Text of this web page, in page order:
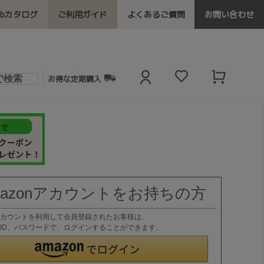
カタログ ご利用ガイド よくあるご質問 お問い合わせ
お得な定期購入
アカウントをお持ちの方
ウントを利用して会員登録されたお客様は、
、パスワードで、ログインすることができます。